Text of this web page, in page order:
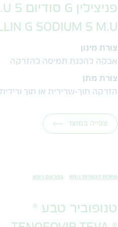
פניצילין G סודיום 5 M.U
G SODIUM 5 M.U.
צורת מינון
אבקה להכנת תמיסה להזרקה
צורת מתן
הזרקה תוך-שרירית או תוך ורידית
צפייה במוצר
מחלות זיהומיות ו-HIV במרשם רופא
טנופוביר טבע ®